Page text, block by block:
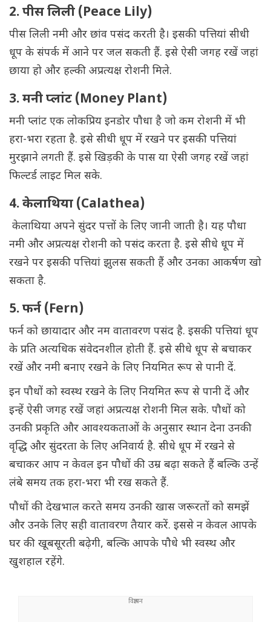
2. पीस लिली (Peace Lily)
पीस लिली नमी और छांव पसंद करती है। इसकी पत्तियां सीधी
धूप के संपर्क में आने पर जल सकती हैं. इसे ऐसी जगह रखें जहां
छाया हो और हल्की अप्रत्यक्ष रोशनी मिले.
3. मनी प्लांट (Money Plant)
मनी प्लांट एक लोकप्रिय इनडोर पौधा है जो कम रोशनी में भी
हरा-भरा रहता है. इसे सीधी धूप में रखने पर इसकी पत्तियां
मुरझाने लगती हैं. इसे खिड़की के पास या ऐसी जगह रखें जहां
फिल्टर्ड लाइट मिल सके.
4. केलाथिया (Calathea)
केलाथिया अपने सुंदर पत्तों के लिए जानी जाती है। यह पौधा
नमी और अप्रत्यक्ष रोशनी को पसंद करता है. इसे सीधे धूप में
रखने पर इसकी पत्तियां झुलस सकती हैं और उनका आकर्षण खो
सकता है.
5. फर्न (Fern)
फर्न को छायादार और नम वातावरण पसंद है. इसकी पत्तियां धूप
के प्रति अत्यधिक संवेदनशील होती हैं. इसे सीधे धूप से बचाकर
रखें और नमी बनाए रखने के लिए नियमित रूप से पानी दें.
इन पौधों को स्वस्थ रखने के लिए नियमित रूप से पानी दें और
इन्हें ऐसी जगह रखें जहां अप्रत्यक्ष रोशनी मिल सके. पौधों को
उनकी प्रकृति और आवश्यकताओं के अनुसार स्थान देना उनकी
वृद्धि और सुंदरता के लिए अनिवार्य है. सीधे धूप में रखने से
बचाकर आप न केवल इन पौधों की उम्र बढ़ा सकते हैं बल्कि उन्हें
लंबे समय तक हरा-भरा भी रख सकते हैं.
पौधों की देखभाल करते समय उनकी खास जरूरतों को समझें
और उनके लिए सही वातावरण तैयार करें. इससे न केवल आपके
घर की खूबसूरती बढ़ेगी, बल्कि आपके पौधे भी स्वस्थ और
खुशहाल रहेंगे.